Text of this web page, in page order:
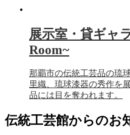
展示室・貸ギャ
Room~
那覇市の伝統工芸品の琉
里織、琉球漆器の秀作を
品には目を奪われます。
伝統工芸館からのお